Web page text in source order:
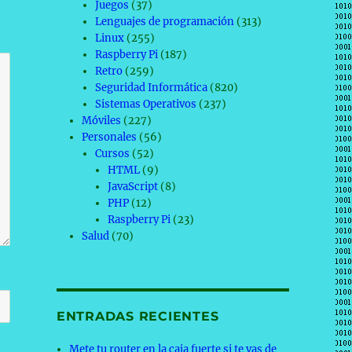
Juegos (37)
Lenguajes de programación(313)
Linux(255)
Raspberry Pi(187)
Retro(259)
Seguridad Informática(820)
Sistemas Operativos (237)
Móviles (227)
Personales (56)
Cursos (52)
HTML(9)
JavaScript(8)
PHP(12)
Raspberry Pi(23)
Salud (70)
ENTRADAS RECIENTES
Mete tu router en la caja fuerte si te vas de